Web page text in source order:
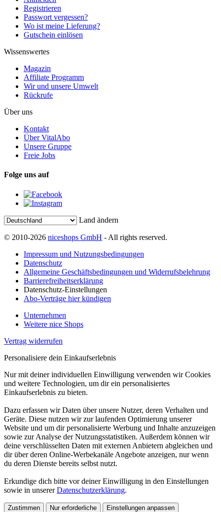
Registrieren
Passwort vergessen?
Wo ist meine Lieferung?
Gutschein einlösen
Wissenswertes
Magazin
Affiliate Programm
Wir und unsere Umwelt
Rückrufe
Über uns
Kontakt
Über VitalAbo
Unsere Gruppe
Freie Jobs
Folge uns auf
Land ändern
© 2010-2026 niceshops GmbH - All rights reserved.
Impressum und Nutzungsbedingungen
Datenschutz
Allgemeine Geschäftsbedingungen und Widerrufsbelehrung
Barrierefreiheitserklärung
Datenschutz-Einstellungen
Abo-Verträge hier kündigen
Unternehmen
Weitere nice Shops
Vertrag widerrufen
Personalisiere dein Einkaufserlebnis
Nur mit deiner individuellen Einwilligung verwenden wir Cookies
und weitere Technologien, um dir ein personalisiertes
Einkaufserlebnis zu bieten.
Dazu erfassen wir Daten über unsere Nutzer, deren Verhalten und
Geräte. Diese nutzen wir zur laufenden Optimierung unserer
Website und um dir personalisierte Werbung und Inhalte anzuzeigen
sowie zur Analyse der Nutzungsstatistiken. Außerdem können wir
deine verschlüsselten Daten mit externen Anbietern abgleichen und
dir über deren Online-Werbekanäle Angebote anzeigen, nur wenn
du deren Dienste bereits selbst nutzt.
Erkundige dich bitte vor deiner Einwilligung in den Einstellungen
sowie in unsererDatenschutzerklärung.
Zustimmen Nur erforderliche Einstellungen anpassen